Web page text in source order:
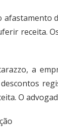
afastamento
receita.
a
O